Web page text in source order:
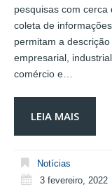
pesquisas com cerca
coleta de
permitam a
empresarial,
comércio e…
LEIA MAIS
Notícias
3 fevereiro, 2022